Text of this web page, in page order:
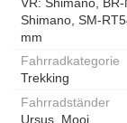
Shimano, SM-
mm
Fahrradkategorie
Trekking
Fahrradständer
Ursus, Mooi